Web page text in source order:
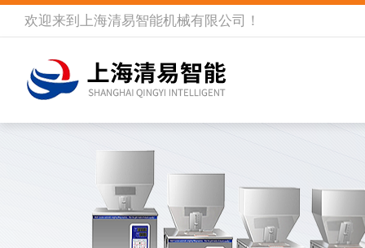
欢迎来到 上海清易智能机械有限公司 ！